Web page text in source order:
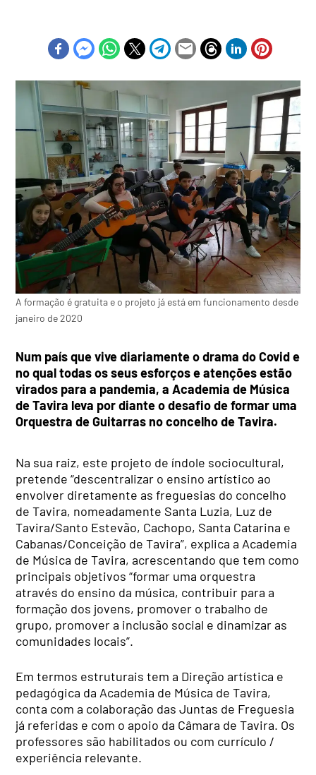
A formação é gratuita e o projeto já está em funcionamento desde
janeiro de 2020
Num país que vive diariamente o drama do Covid e
no qual todas os seus esforços e atenções estão
virados para a pandemia, a Academia de Música
de Tavira leva por diante o desafio de formar uma
Orquestra de Guitarras no concelho de Tavira.
Na sua raiz, este projeto de índole sociocultural,
pretende “descentralizar o ensino artístico ao
envolver diretamente as freguesias do concelho
de Tavira, nomeadamente Santa Luzia, Luz de
Tavira/Santo Estevão, Cachopo, Santa Catarina e
Cabanas/Conceição de Tavira”, explica a Academia
de Música de Tavira, acrescentando que tem como
principais objetivos “formar uma orquestra
através do ensino da música, contribuir para a
formação dos jovens, promover o trabalho de
grupo, promover a inclusão social e dinamizar as
comunidades locais”.
Em termos estruturais tem a Direção artística e
pedagógica da Academia de Música de Tavira,
conta com a colaboração das Juntas de Freguesia
já referidas e com o apoio da Câmara de Tavira. Os
professores são habilitados ou com currículo /
experiência relevante.